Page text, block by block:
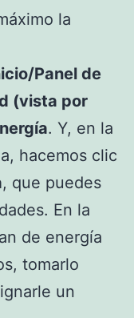
la
Panel de
(vista por
. Y, en la
hacemos clic
, que puedes
En la
de energía
tomarlo
un